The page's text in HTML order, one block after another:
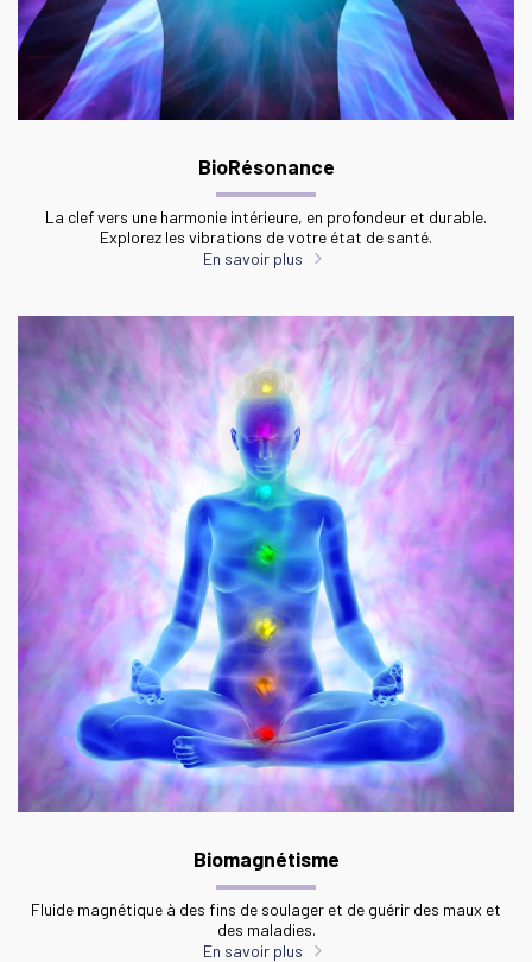
BioRésonance
La clef vers une harmonie intérieure, en profondeur et durable.
Explorez les vibrations de votre état de santé.
En savoir plus
Biomagnétisme
Fluide magnétique à des fins de soulager et de guérir des maux et
des maladies.
En savoir plus